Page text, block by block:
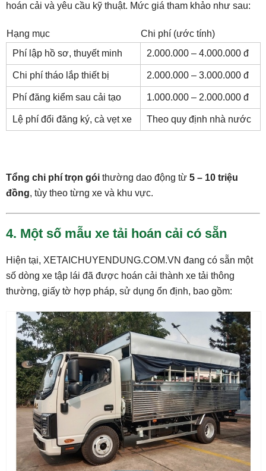
hoán cải và yêu cầu kỹ thuật. Mức giá tham khảo như sau:
Hạng mục
Chi phí (ước tính)
Phí lập hồ sơ, thuyết minh
2.000.000 – 4.000.000 đ
Chi phí tháo lắp thiết bị 2.000.000 – 3.000.000 đ
Phí đăng kiểm sau cải tạo 1.000.000 – 2.000.000 đ
Lệ phí đổi đăng ký, cà vẹt xe Theo quy định nhà nước
Tổng chi phí trọn gói thường dao động từ 5 – 10 triệu
đồng, tùy theo từng xe và khu vực.
4. Một số mẫu xe tải hoán cải có sẵn
Hiện tại, XETAICHUYENDUNG.COM.VN đang có sẵn một
số dòng xe tập lái đã được hoán cải thành xe tải thông
thường, giấy tờ hợp pháp, sử dụng ổn định, bao gồm: